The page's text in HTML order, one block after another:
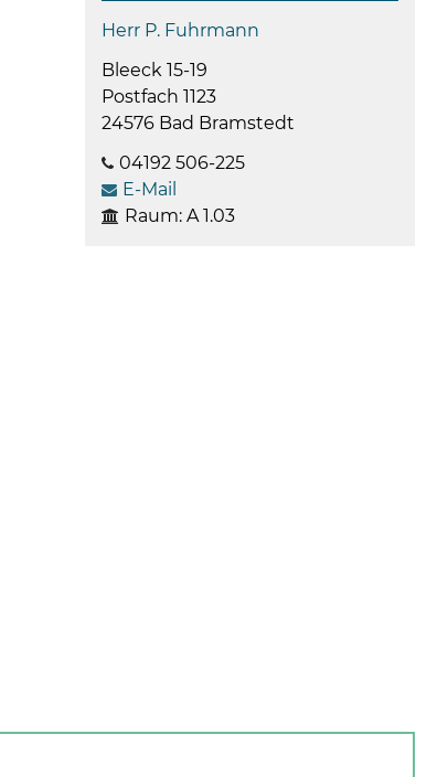
Herr P. Fuhrmann
Bleeck 15-19
Postfach 1123
24576 Bad Bramstedt
04192 506-225
E-Mail
Raum: A 1.03